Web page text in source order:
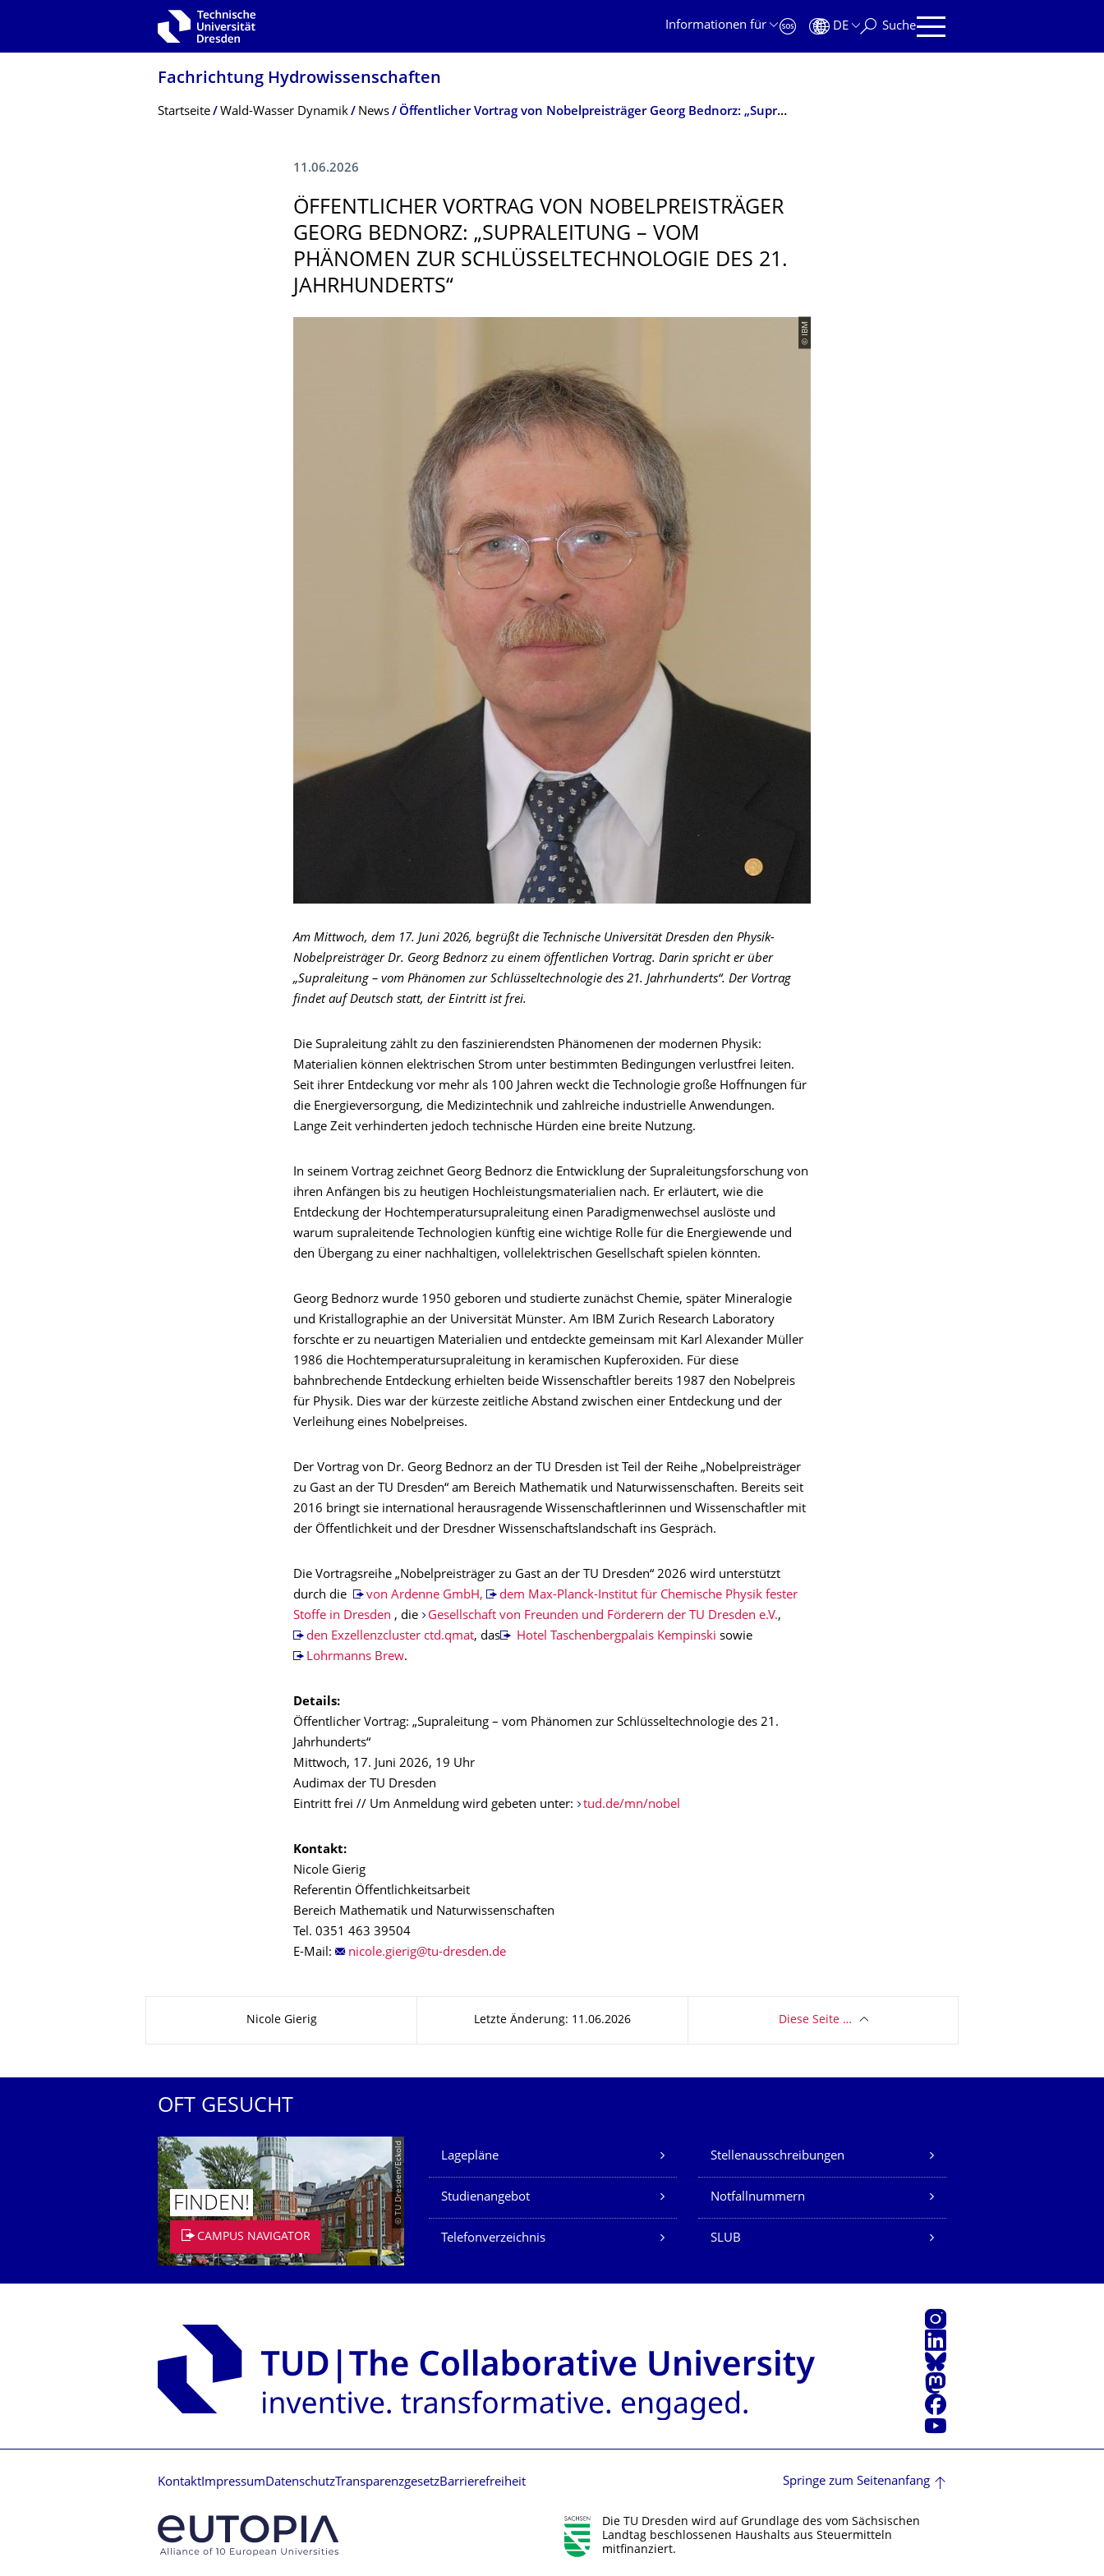
Zur Hauptnavigation springen
Informationen für
DE Suche
Fachrichtung Hydrowissenschaf­ten
Breadcrumb-Menü
Startseite Wald-Wasser Dynamik News Öffentlicher Vortrag von Nobelpreisträger Georg Bednorz: „Supraleitung – vom Phänomen zur Schlüsseltechnologie des 21. Jahrhunderts“
11.06.2026
ÖFFENTLICHER VORTRAG VON NOBELPREISTRÄ­GER
GEORG BEDNORZ: „SUPRALEITUNG – VOM
PHÄNOMEN ZUR SCHLÜSSELTECH­NOLOGIE DES 21.
JAHRHUNDERTS“
© IBM
Am Mittwoch, dem 17. Juni 2026, begrüßt die Technische Universität Dresden den Physik-
Nobelpreisträger Dr. Georg Bednorz zu einem öffentlichen Vortrag. Darin spricht er über
„Supraleitung – vom Phänomen zur Schlüsseltechnologie des 21. Jahrhunderts“. Der Vortrag
findet auf Deutsch statt, der Eintritt ist frei.
Die Supraleitung zählt zu den faszinierendsten Phänomenen der modernen Physik:
Materialien können elektrischen Strom unter bestimmten Bedingungen verlustfrei leiten.
Seit ihrer Entdeckung vor mehr als 100 Jahren weckt die Technologie große Hoffnungen für
die Energieversorgung, die Medizintechnik und zahlreiche industrielle Anwendungen.
Lange Zeit verhinderten jedoch technische Hürden eine breite Nutzung.
In seinem Vortrag zeichnet Georg Bednorz die Entwicklung der Supraleitungsforschung von
ihren Anfängen bis zu heutigen Hochleistungsmaterialien nach. Er erläutert, wie die
Entdeckung der Hochtemperatursupraleitung einen Paradigmenwechsel auslöste und
warum supraleitende Technologien künftig eine wichtige Rolle für die Energiewende und
den Übergang zu einer nachhaltigen, vollelektrischen Gesellschaft spielen könnten.
Georg Bednorz wurde 1950 geboren und studierte zunächst Chemie, später Mineralogie
und Kristallographie an der Universität Münster. Am IBM Zurich Research Laboratory
forschte er zu neuartigen Materialien und entdeckte gemeinsam mit Karl Alexander Müller
1986 die Hochtemperatursupraleitung in keramischen Kupferoxiden. Für diese
bahnbrechende Entdeckung erhielten beide Wissenschaftler bereits 1987 den Nobelpreis
für Physik. Dies war der kürzeste zeitliche Abstand zwischen einer Entdeckung und der
Verleihung eines Nobelpreises.
Der Vortrag von Dr. Georg Bednorz an der TU Dresden ist Teil der Reihe „Nobelpreisträger
zu Gast an der TU Dresden“ am Bereich Mathematik und Naturwissenschaften. Bereits seit
2016 bringt sie international herausragende Wissenschaftlerinnen und Wissenschaftler mit
der Öffentlichkeit und der Dresdner Wissenschaftslandschaft ins Gespräch.
Die Vortragsreihe „Nobelpreisträger zu Gast an der TU Dresden“ 2026 wird unterstützt
durch die
von Ardenne GmbH,
dem Max-Planck-Institut für Chemische Physik fester
Stoffe in Dresden , die Gesellschaft von Freunden und Förderern der TU Dresden e.V.,
den Exzellenzcluster ctd.qmat, das Hotel Taschenbergpalais Kempinski sowie
Lohrmanns Brew.
Details:
Öffentlicher Vortrag: „Supraleitung – vom Phänomen zur Schlüsseltechnologie des 21.
Jahrhunderts“
Mittwoch, 17. Juni 2026, 19 Uhr
Audimax der TU Dresden
Eintritt frei // Um Anmeldung wird gebeten unter:
tud.de/mn/nobel
Kontakt:
Nicole Gierig
Referentin Öffentlichkeitsarbeit
Bereich Mathematik und Naturwissenschaften
Tel. 0351 463 39504
E-Mail:
Nicole Gierig Letzte Änderung: 11.06.2026 Diese Seite …
OFT GESUCHT
© TU Dresden/Eckold
FINDEN!
CAMPUS NAVIGATOR
Unsere Dienste
Lagepläne Stellenausschreibungen
Studienangebot Notfallnummern
Telefonverzeichnis SLUB
Instagram
LinkedIn
Bluesky
Mastodon
Facebook
Youtube
Kontakt Impressum DatenschutzTransparenzgesetzBarrierefreiheit Springe zum Seitenanfang
Die TU Dresden wird auf Grundlage des vom Sächsischen
Landtag beschlossenen Haushalts aus Steuermitteln
mitfinanziert.